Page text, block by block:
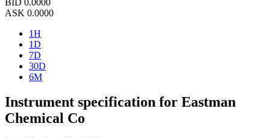
ASK 0.0000
1H
1D
7D
30D
6M
Instrument specification for Eastman
Chemical Co